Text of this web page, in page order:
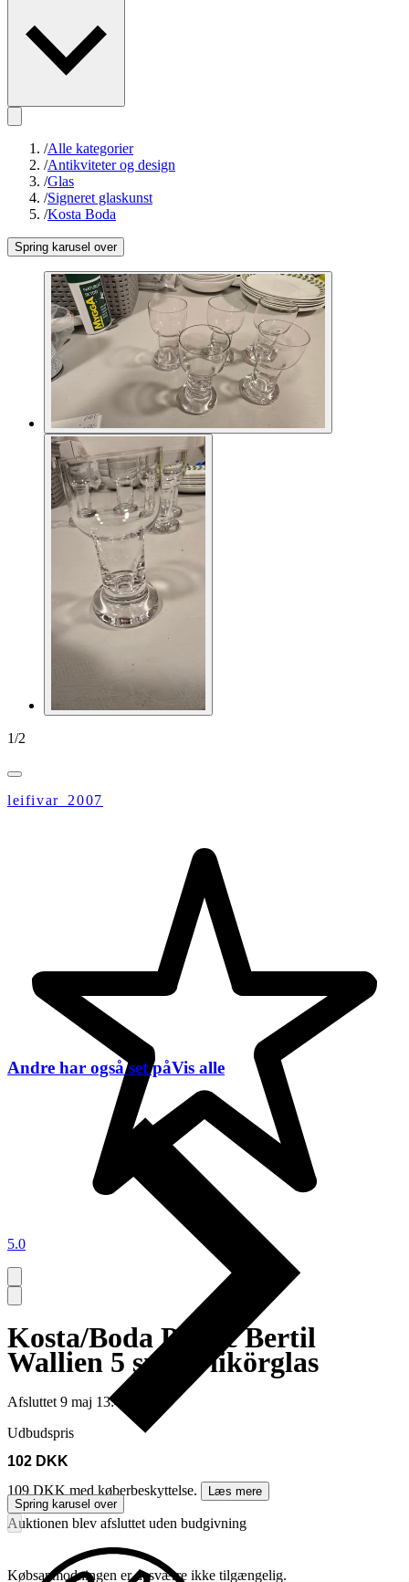
/Alle kategorier
/Antikviteter og design
/Glas
/Signeret glaskunst
/Kosta Boda
Spring karusel over
1/2
leifivar_2007
5.0
Kosta/Boda Picnic Bertil
Wallien 5 snaps/likörglas
Afsluttet 9 maj 13:40
Udbudspris
102 DKK
109 DKK med køberbeskyttelse.
Læs mere
Auktionen blev afsluttet uden budgivning
Købsanmodningen er desværre ikke tilgængelig.
Andre har også set påVis alle
Spring karusel over